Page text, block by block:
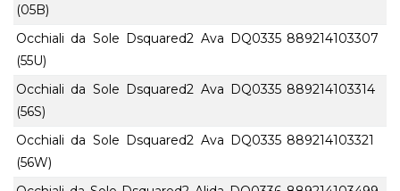
(05B)
Occhiali da Sole Dsquared2 Ava DQ0335
(55U)
889214103307
Occhiali da Sole Dsquared2 Ava DQ0335
(56S)
889214103314
Occhiali da Sole Dsquared2 Ava DQ0335
(56W)
889214103321